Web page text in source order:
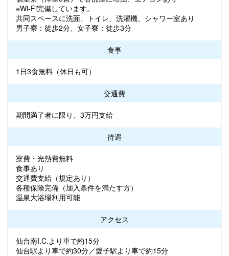
※Wi-Fi完備しています。
共同スペースに洗面、トイレ、洗濯機、シャワー室あり
男子寮：徒歩2分、女子寮：徒歩3分
食事
1日3食無料（休日も可）
交通費
期間満了者に限り、3万円支給
待遇
寮費・光熱費無料
食事あり
交通費支給（規定あり）
各種保険完備（加入条件を満たす方）
温泉大浴場利用可能
アクセス
仙台南I.C.より車で約15分
仙台駅より車で約30分／愛子駅より車で約15分